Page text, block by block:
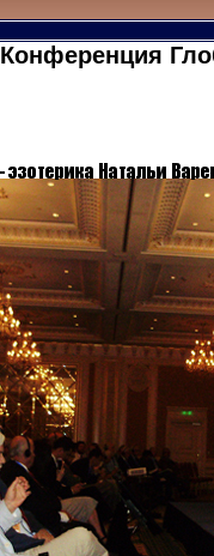
Конференция